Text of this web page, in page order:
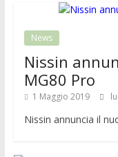
News
Nissin
MG80 Pro
1 Maggio 2019
Nissin annuncia il